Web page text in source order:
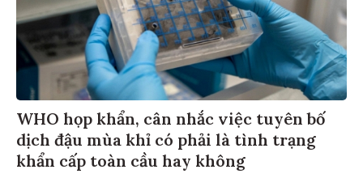
WHO họp khẩn, cân nhắc việc tuyên bố
dịch đậu mùa khỉ có phải là tình trạng
khẩn cấp toàn cầu hay không